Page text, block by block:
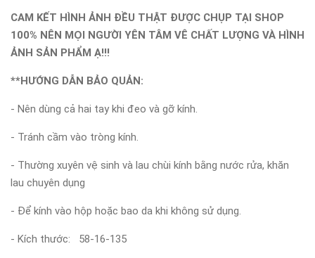
CAM KẾT HÌNH ẢNH ĐỀU THẬT ĐƯỢC CHỤP TẠI SHOP
100% NÊN MỌI NGƯỜI YÊN TÂM VÊ CHẤT LƯỢNG VÀ HÌNH
ẢNH SẢN PHẨM Ạ!!!
**HƯỚNG DẪN BẢO QUẢN:
- Nên dùng cả hai tay khi đeo và gỡ kính.
- Tránh cầm vào tròng kính.
- Thường xuyên vệ sinh và lau chùi kính bằng nước rửa, khăn
lau chuyên dụng
- Để kính vào hộp hoặc bao da khi không sử dụng.
- Kích thước: 58-16-135